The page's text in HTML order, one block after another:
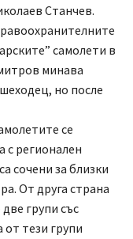
Станчев.
самолети в
минава
но после
се
с регионален
сочени за близки
От друга страна
групи със
тези групи